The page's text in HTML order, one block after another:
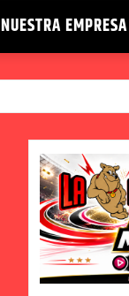
NUESTRA EMPRESA